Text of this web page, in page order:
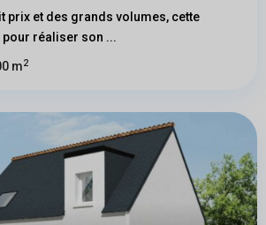
prix et des grands volumes, cette
réaliser son ...
m2